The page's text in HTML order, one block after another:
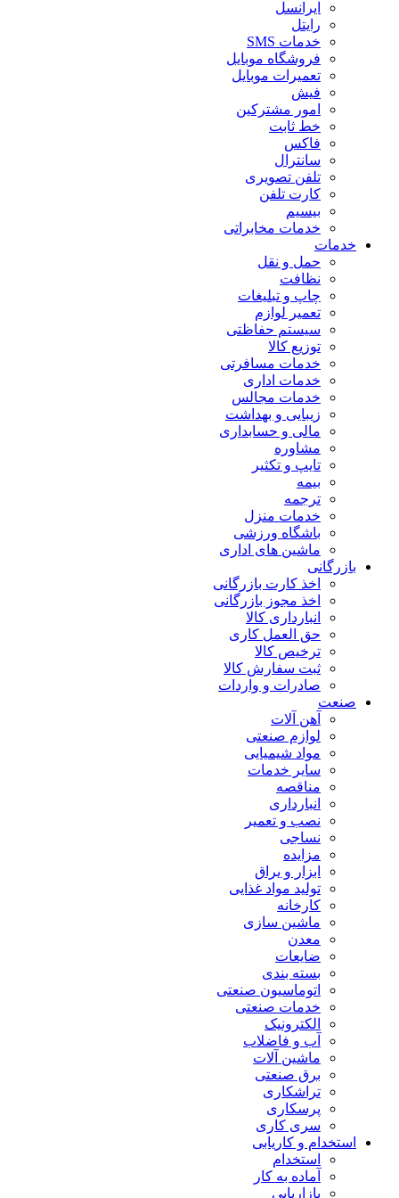
ایرانسل
رایتل
خدمات SMS
فروشگاه موبایل
تعمیرات موبایل
فیش
امور مشترکین
خط ثابت
فاکس
سانترال
تلفن تصویری
کارت تلفن
بیسیم
خدمات مخابراتی
خدمات
حمل و نقل
نظافت
چاپ و تبلیغات
تعمیر لوازم
سیستم حفاظتی
توزیع کالا
خدمات مسافرتی
خدمات اداری
خدمات مجالس
زیبایی و بهداشت
مالی و حسابداری
مشاوره
تایپ و تکثیر
بیمه
ترجمه
خدمات منزل
باشگاه ورزشی
ماشین های اداری
بازرگانی
اخذ کارت بازرگانی
اخذ مجوز بازرگانی
انبارداری کالا
حق العمل کاری
ترخیص کالا
ثبت سفارش کالا
صادرات و واردات
صنعت
آهن آلات
لوازم صنعتی
مواد شیمیایی
سایر خدمات
مناقصه
انبارداری
نصب و تعمیر
نساجی
مزایده
ابزار و یراق
تولید مواد غذایی
کارخانه
ماشین سازی
معدن
ضایعات
بسته بندی
اتوماسیون صنعتی
خدمات صنعتی
الکترونیک
آب و فاضلاب
ماشین آلات
برق صنعتی
تراشکاری
پرسکاری
سری کاری
استخدام و کاریابی
استخدام
آماده به کار
بازاریابی